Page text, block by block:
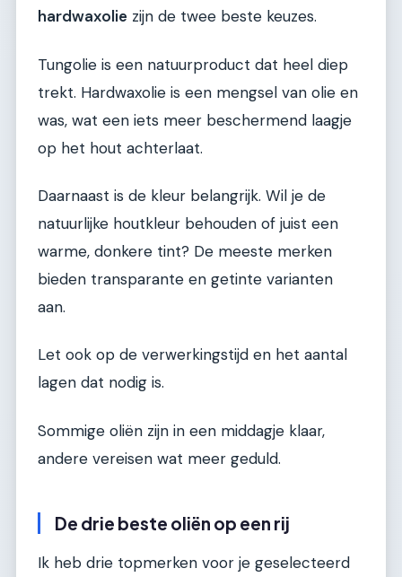
hardwaxolie zijn de twee beste keuzes.
Tungolie is een natuurproduct dat heel diep
trekt. Hardwaxolie is een mengsel van olie en
was, wat een iets meer beschermend laagje
op het hout achterlaat.
Daarnaast is de kleur belangrijk. Wil je de
natuurlijke houtkleur behouden of juist een
warme, donkere tint? De meeste merken
bieden transparante en getinte varianten
aan.
Let ook op de verwerkingstijd en het aantal
lagen dat nodig is.
Sommige oliën zijn in een middagje klaar,
andere vereisen wat meer geduld.
De drie beste oliën op een rij
Ik heb drie topmerken voor je geselecteerd